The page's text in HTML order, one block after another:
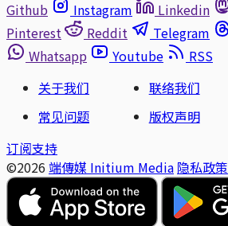
Github
Instagram Linkedin
Pinterest
Reddit Telegram
Whatsapp
Youtube
RSS
关于我们
联络我们
常见问题
版权声明
订阅支持
©2026 端傳媒 Initium Media 隐私政策